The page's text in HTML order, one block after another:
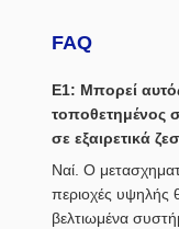
FAQ
Ε1: Μπορεί
τοποθετημένος
σε εξαιρετικά
Ναί. Ο
περιοχές υψηλής
βελτιωμένα